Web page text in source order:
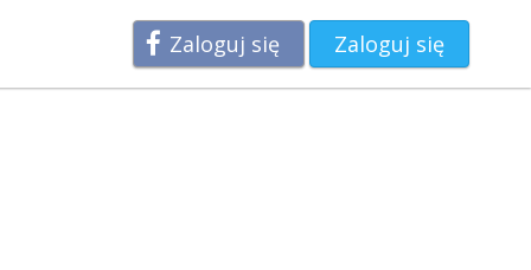
Zaloguj się Zaloguj się